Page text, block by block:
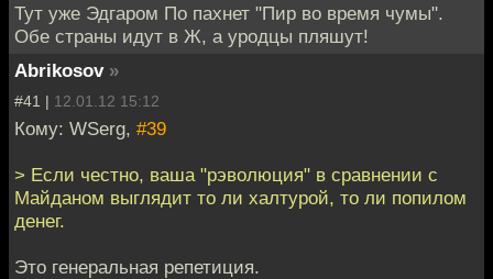
Тут уже Эдгаром По пахнет "Пир во время чумы".
Обе страны идут в Ж, а уродцы пляшут!
Abrikosov »
#41 | 12.01.12 15:12
Кому: WSerg, #39
> Если честно, ваша "рэволюция" в сравнении с
Майданом выглядит то ли халтурой, то ли попилом
денег.
Это генеральная репетиция.